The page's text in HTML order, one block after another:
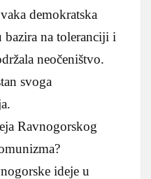
demokratska
na toleranciji i
neočeništvo.
svoga
Ravnogorskog
ideje u